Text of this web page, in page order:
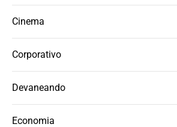
Cinema
Corporativo
Devaneando
Economia